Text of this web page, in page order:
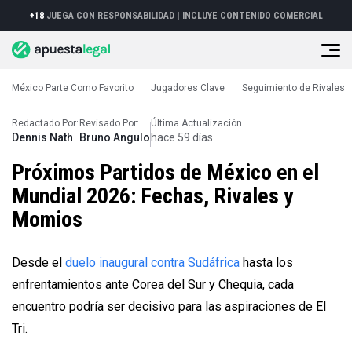
+18JUEGA CON RESPONSABILIDAD | INCLUYE CONTENIDO COMERCIAL
México Parte Como Favorito Jugadores Clave Seguimiento de Rivales
Mundial 2026 Próximos Partidos de México
Redactado Por:
Dennis Nath
Revisado Por:
Bruno Angulo
Última Actualización
hace 59 días
Próximos Partidos de México en el
Mundial 2026: Fechas, Rivales y
Momios
Desde el duelo inaugural contra Sudáfrica hasta los
enfrentamientos ante Corea del Sur y Chequia, cada
encuentro podría ser decisivo para las aspiraciones de El
Tri.